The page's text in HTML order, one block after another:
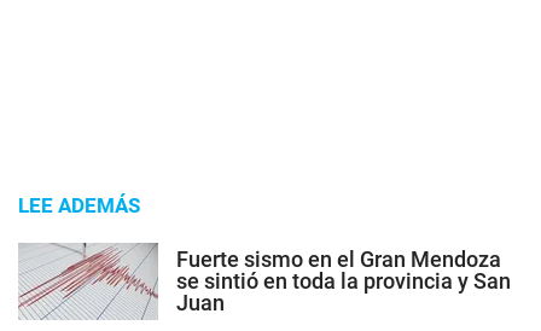
LEE ADEMÁS
Fuerte sismo en el Gran Mendoza
se sintió en toda la provincia y San
Juan